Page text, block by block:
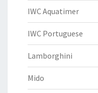
IWC Aquatimer
IWC Portuguese
Lamborghini
Mido